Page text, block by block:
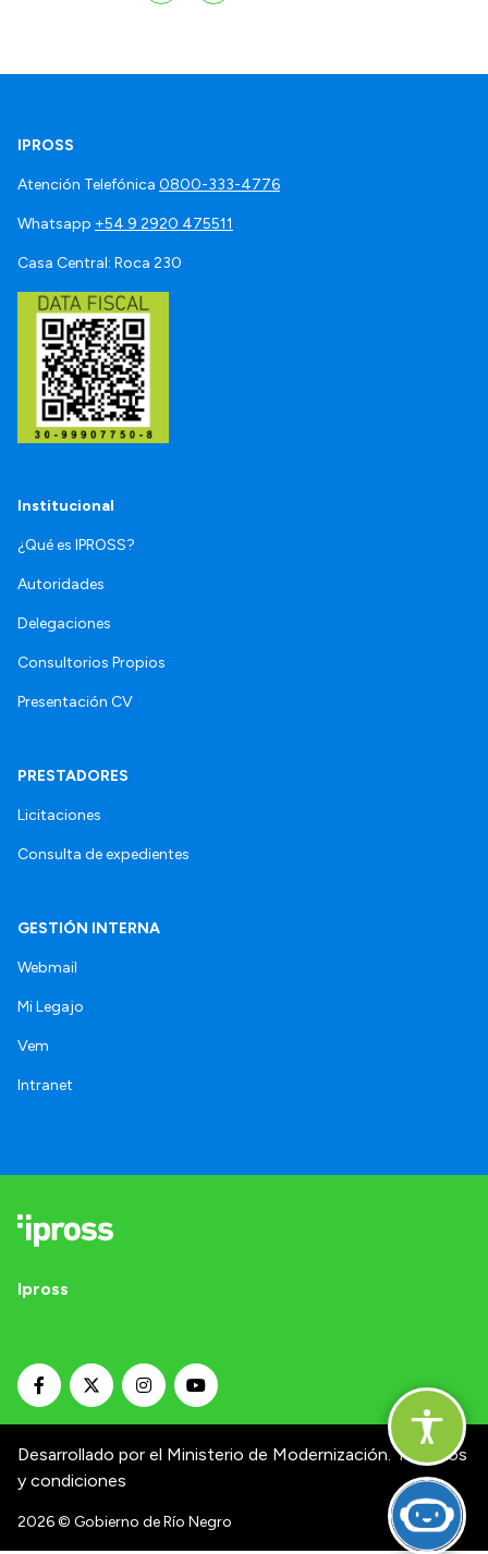
IPROSS
Atención Telefónica 0800-333-4776
Whatsapp +54 9 2920 475511
Casa Central: Roca 230
Institucional
¿Qué es IPROSS?
Autoridades
Delegaciones
Consultorios Propios
Presentación CV
PRESTADORES
Licitaciones
Consulta de expedientes
GESTIÓN INTERNA
Webmail
Mi Legajo
Vem
Intranet
Ipross
Desarrollado por el Ministerio de Modernización. Términos
y condiciones
2026© Gobierno de Río Negro